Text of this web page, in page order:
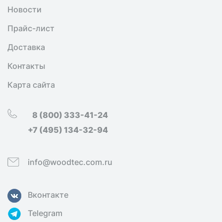
Новости
Прайс-лист
Доставка
Контакты
Карта сайта
8 (800) 333-41-24
+7 (495) 134-32-94
info@woodtec.com.ru
Вконтакте
Telegram